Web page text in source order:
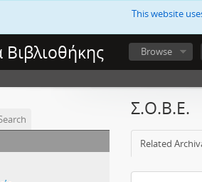
This website
Βιβλιοθήκης Browse
Σ.Ο.Β.Ε.
Related